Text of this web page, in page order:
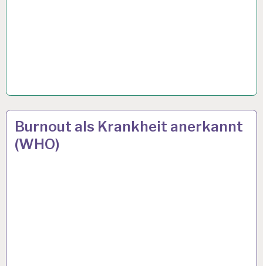
12-
STUNDEN-
ARBEITSTAG…
Burnout als Krankheit anerkannt
(WHO)
27 MAI 2019